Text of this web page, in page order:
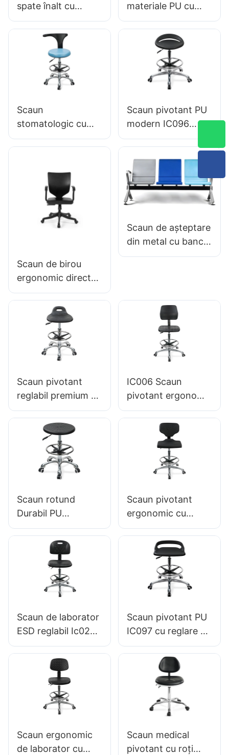
spate înalt cu
cotiere reglabile
Scaun PU IC050
Suport lombar
Control înălțime de
înălțime de 5 stele
Baza de aluminiu
birou/laborator
materiale PU cu
personalizabil din
nylon, din aluminiu,
din nylon, din
aluminiu, IC007
personalizat Hewei
Scaun
stomatologic cu
Spitalul de sprijin
spumă de spumă &
Utilizarea clinicii
Scaun pivotant PU
modern IC096
Reglarea înălțimii
reglabil & Baza de 5
stele | Perfect
pentru Office &
Utilizarea studioului
Scaun de birou
ergonomic direct
din fabrică, turnat
din spumă PU,
IC091 HEWEI
SEATING
Scaun de așteptare
din metal cu bancă
aeroport LC100
Scaun pivotant
reglabil premium cu
mâner, Scaun cu
spumă intergal &
PU PU STOOL
DESCHIDE STOLUL
DE PUT
ALIMENTABIL AI
RENELOR & CROM
CROM 5 STAR
IC006 Scaun
pivotant ergonomic
cu scaun de spumă
intergal de spătar &
ESD Science Lab
Stool Inel de picior
reglabil în înălțime
& Baza de 5 stele
laboratoare &
Scaun rotund
Durabil PU
Laborator IC013 cu
inel integral al
scaunului de spumă
Înălțime reglabil inel
de picior & Nylon
Base de 5 stele
curate Laboratoare
Hewei
Scaun pivotant
ergonomic cu
spătar ESD Science
Lab Stool IC016
Inel de picior
ajustat de înălțime
& Baza de 5 stele
din aluminiu pentru
CALEANS
Scaun de laborator
ESD reglabil Ic022
cu spătar cu
control al înălțimii și
ridicare pe gaz,
opțiuni de bază
pentru medii
sensibile la
Scaun pivotant PU
IC097 cu reglare a
înălțimii baze
stabile de 5 stele
perfect pentru
studio de birou
Scaun ergonomic
de laborator cu
Scaun medical
pivotant cu roți